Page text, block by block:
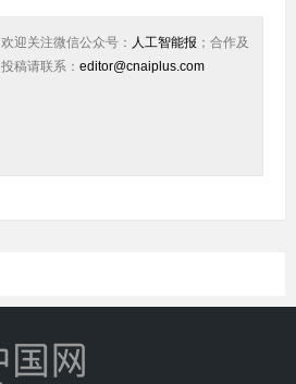
欢迎关注微信公众号： 人工智能报 ；合作及
投稿请联系： editor@cnaiplus.com